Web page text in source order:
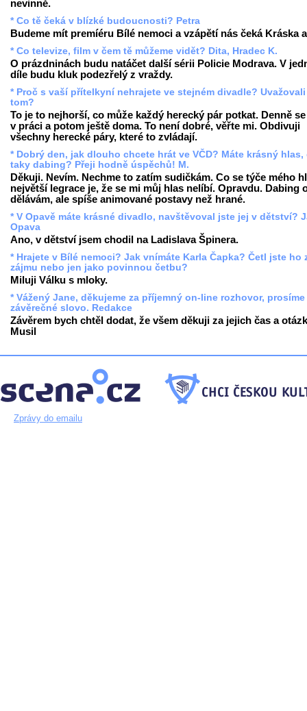
nevinně.
* Co tě čeká v blízké budoucnosti? Petra
Budeme mít premíéru Bílé nemoci a vzápětí nás čeká Kráska
* Co televize, film v čem tě můžeme vidět? Dita, Hradec K.
O prázdninách budu natáčet další sérii Policie Modrava. V
díle budu kluk podezřelý z vraždy.
* Proč s vaší přítelkyní nehrajete ve stejném divadle?
tom?
To je to nejhorší, co může každý herecký pár potkat. Denně
v práci a potom ještě doma. To není dobré, věřte mi. Obdivuji
všechny herecké páry, které to zvládají.
* Dobrý den, jak dlouho chcete hrát ve VČD? Máte krásný hlas,
taky dabing? Přeji hodně úspěchů! M.
Děkuji. Nevím. Nechme to zatím sudičkám. Co se týče mého
největší legrace je, že se mi můj hlas nelíbí. Opravdu. Dabing
dělávám, ale spíše animované postavy než hrané.
* V Opavě máte krásné divadlo, navštěvoval jste jej v dětství?
Opava
Ano, v dětství jsem chodil na Ladislava Špinera.
* Hrajete v Bílé nemoci? Jak vnímáte Karla Čapka? Četl jste ho
zájmu nebo jen jako povinnou četbu?
Miluji Válku s mloky.
* Vážený Jane, děkujeme za příjemný on-line rozhovor, prosíme
závěrečné slovo. Redakce
Závěrem bych chtěl dodat, že všem děkuji za jejich čas a
Musil
Zprávy do emailu